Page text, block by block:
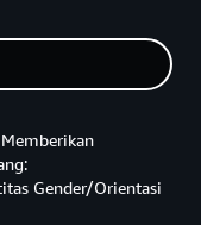
Gender/Orientasi